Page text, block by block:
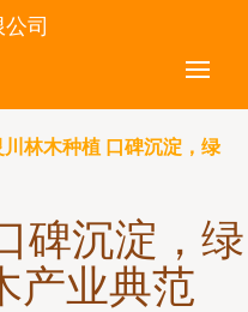
司
川林木种植 口碑沉淀，绿
碑沉淀，绿
产业典范